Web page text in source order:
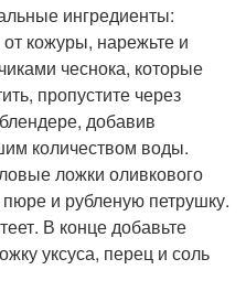
ингредиенты:
кожуры, нарежьте и
чеснока, которые
пропустите через
добавив
количеством воды.
ложки оливкового
и рубленую петрушку.
В конце добавьте
уксуса, перец и соль